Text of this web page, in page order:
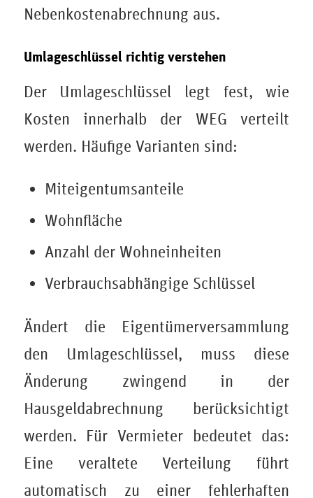
Nebenkostenabrechnung aus.
Umlageschlüssel richtig verstehen
Der Umlageschlüssel legt fest, wie
Kosten innerhalb der WEG verteilt
werden. Häufige Varianten sind:
Miteigentumsanteile
Wohnfläche
Anzahl der Wohneinheiten
Verbrauchsabhängige Schlüssel
Ändert die Eigentümerversammlung
den Umlageschlüssel, muss diese
Änderung zwingend in der
Hausgeldabrechnung berücksichtigt
werden. Für Vermieter bedeutet das:
Eine veraltete Verteilung führt
automatisch zu einer fehlerhaften